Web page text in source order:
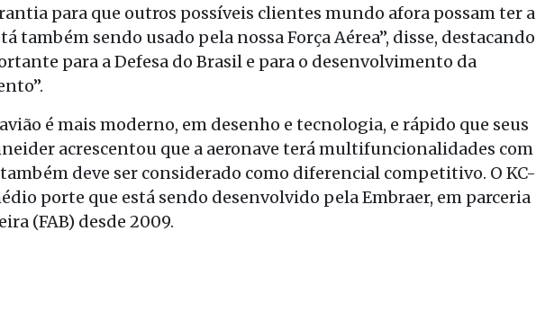
para que outros possíveis clientes mundo afora possam ter a
também sendo usado pela nossa Força Aérea”, disse, destacando
para a Defesa do Brasil e para o desenvolvimento da
é mais moderno, em desenho e tecnologia, e rápido que seus
acrescentou que a aeronave terá multifuncionalidades com
deve ser considerado como diferencial competitivo. O KC-
porte que está sendo desenvolvido pela Embraer, em parceria
(FAB) desde 2009.